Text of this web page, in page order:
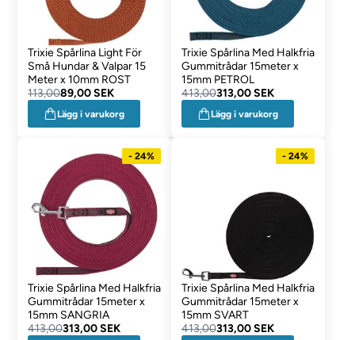
Trixie Spårlina Light För
Små Hundar & Valpar 15
Meter x 10mm ROST
113,0089,00 SEK
Lägg i varukorg
Trixie Spårlina Med Halkfria
Gummitrådar 15meter x
15mm PETROL
413,00313,00 SEK
Lägg i varukorg
- 24%
Trixie Spårlina Med Halkfria
Gummitrådar 15meter x
15mm SANGRIA
413,00313,00 SEK
- 24%
Trixie Spårlina Med Halkfria
Gummitrådar 15meter x
15mm SVART
413,00313,00 SEK